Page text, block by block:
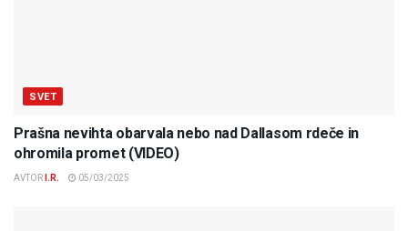
SVET
Prašna nevihta obarvala nebo nad Dallasom rdeče in
ohromila promet (VIDEO)
AVTOR I.R. 05/03/2025